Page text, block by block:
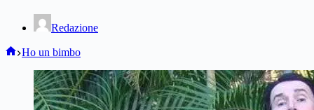
Redazione
Home
Ho un bimbo